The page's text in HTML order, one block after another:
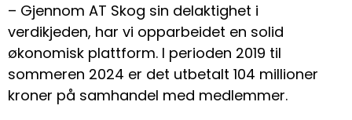
– Gjennom AT Skog sin delaktighet i
verdikjeden, har vi opparbeidet en solid
økonomisk plattform. I perioden 2019 til
sommeren 2024 er det utbetalt 104 millioner
kroner på samhandel med medlemmer.